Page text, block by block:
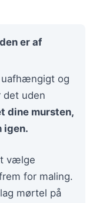
er af
uafhængigt og
det uden
dine mursten,
igen.
vælge
for maling.
mørtel på